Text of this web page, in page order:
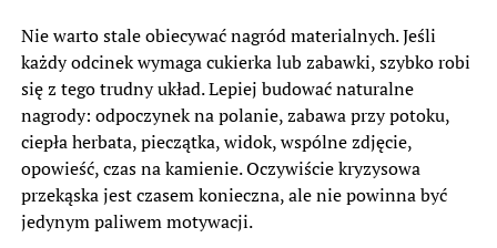
Nie warto stale obiecywać nagród materialnych. Jeśli
każdy odcinek wymaga cukierka lub zabawki, szybko robi
się z tego trudny układ. Lepiej budować naturalne
nagrody: odpoczynek na polanie, zabawa przy potoku,
ciepła herbata, pieczątka, widok, wspólne zdjęcie,
opowieść, czas na kamienie. Oczywiście kryzysowa
przekąska jest czasem konieczna, ale nie powinna być
jedynym paliwem motywacji.